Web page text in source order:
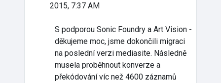
2015, 7:37 AM
S podporou Sonic Foundry a Art Vision -
děkujeme moc, jsme dokončili migraci
na poslední verzi mediasite. Následně
musela proběhnout konverze a
překódování víc než 4600 záznamů